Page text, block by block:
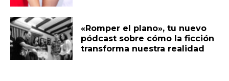
«Romper el plano», tu nuevo
pódcast sobre cómo la ficción
transforma nuestra realidad